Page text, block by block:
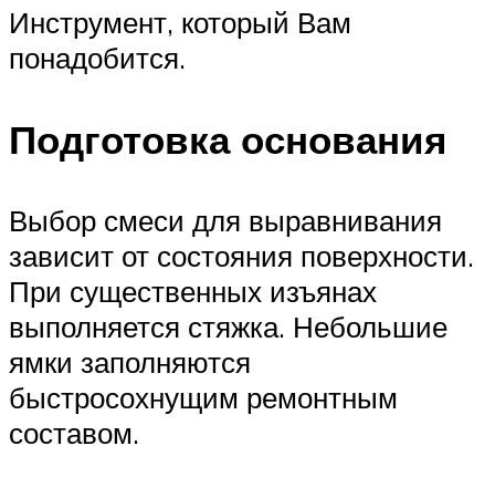
Инструмент, который Вам
понадобится.
Подготовка основания
Выбор смеси для выравнивания
зависит от состояния поверхности.
При существенных изъянах
выполняется стяжка. Небольшие
ямки заполняются
быстросохнущим ремонтным
составом.